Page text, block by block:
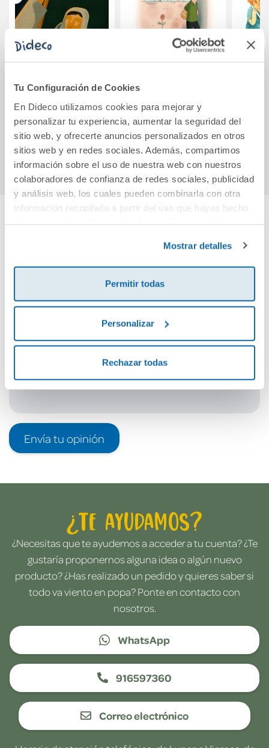
Tu Configuración de Cookies
En Dideco utilizamos cookies para mejorar y
personalizar tu experiencia, aumentar la seguridad del
sitio web, y ofrecerte anuncios personalizados en otros
sitios web y en redes sociales. Además, compartimos
información sobre el uso de nuestra web con nuestros
colaboradores de confianza de redes sociales, publicidad
y análisis web, los cuales pueden combinarla con otra
información recopilada a partir del uso que hayas hecho
Mostrar detalles
Permitir todas
Personalizar
Rechazar todas
luna llena
12,85€
Comprar
9,50€
Comprar
Cuéntanos tu opinión
¡Sé el primero en valorar este producto!
Envía tu opinión
¿Te ayudamos?
¿Necesitas que te ayudemos a acceder a tu cuenta? ¿Te
gustaría proponernos alguna idea o algún nuevo
producto? ¿Has realizado un pedido y quieres saber si
todo va viento en popa? Ponte en contacto con
nosotros.
WhatsApp
916597360
Correo electrónico